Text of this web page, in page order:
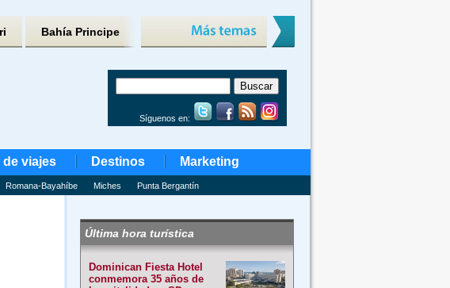
Bahía Principe
Síguenos en:
viajes Destinos Marketing
Romana-Bayahíbe Miches Punta Bergantín
Última hora turística
Dominican Fiesta Hotel
conmemora 35 años de